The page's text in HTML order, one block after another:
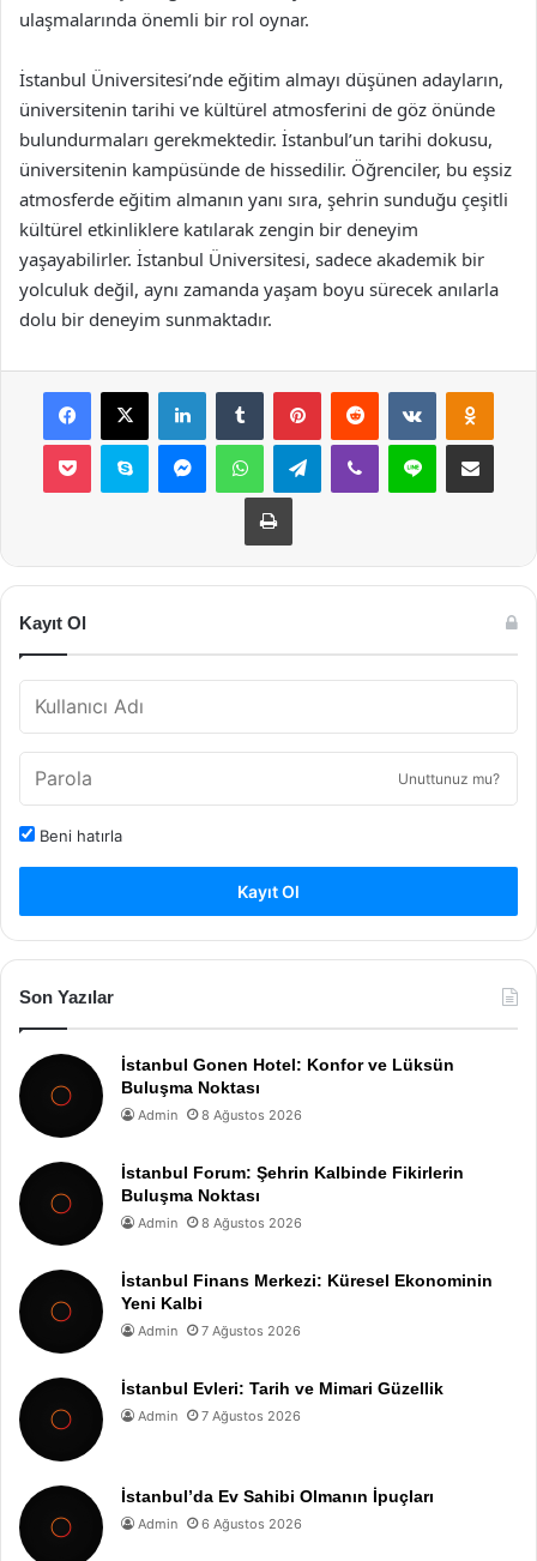
ulaşmalarında önemli bir rol oynar.
İstanbul Üniversitesi’nde eğitim almayı düşünen adayların,
üniversitenin tarihi ve kültürel atmosferini de göz önünde
bulundurmaları gerekmektedir. İstanbul’un tarihi dokusu,
üniversitenin kampüsünde de hissedilir. Öğrenciler, bu eşsiz
atmosferde eğitim almanın yanı sıra, şehrin sunduğu çeşitli
kültürel etkinliklere katılarak zengin bir deneyim
yaşayabilirler. İstanbul Üniversitesi, sadece akademik bir
yolculuk değil, aynı zamanda yaşam boyu sürecek anılarla
dolu bir deneyim sunmaktadır.
Facebook
X LinkedInTumblr PinterestReddit VKontakte
Pocket Skype MessengerWhatsAppTelegramViber Line E-Posta ile
Yazdır
Kayıt Ol
Unuttunuz mu?
Beni hatırla
Kayıt Ol
Son Yazılar
İstanbul Gonen Hotel: Konfor ve Lüksün
Buluşma Noktası
Admin 8 Ağustos 2026
İstanbul Forum: Şehrin Kalbinde Fikirlerin
Buluşma Noktası
Admin 8 Ağustos 2026
İstanbul Finans Merkezi: Küresel Ekonominin
Yeni Kalbi
Admin 7 Ağustos 2026
İstanbul Evleri: Tarih ve Mimari Güzellik
Admin 7 Ağustos 2026
İstanbul’da Ev Sahibi Olmanın İpuçları
Admin 6 Ağustos 2026